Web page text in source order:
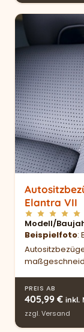
Elantra VII
Modell/
Beispielfoto:
PREIS AB
405,99 € inkl.
zzgl.Versand